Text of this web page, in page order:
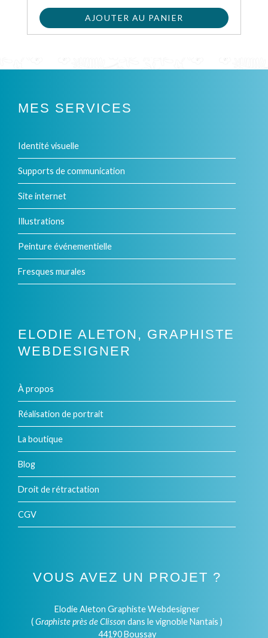
AJOUTER AU PANIER
MES SERVICES
Identité visuelle
Supports de communication
Site internet
Illustrations
Peinture événementielle
Fresques murales
ELODIE ALETON, GRAPHISTE
WEBDESIGNER
À propos
Réalisation de portrait
La boutique
Blog
Droit de rétractation
CGV
VOUS AVEZ UN PROJET ?
Elodie Aleton Graphiste Webdesigner
(Graphiste près de Clisson dans le vignoble Nantais )
44190 Boussay